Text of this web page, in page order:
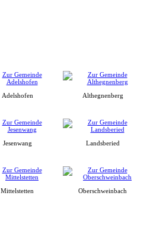
Adelshofen Althegnenberg
Jesenwang Landsberied
Mittelstetten Oberschweinbach